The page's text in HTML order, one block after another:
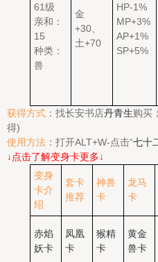
61级
亲和：
15
种类：
兽
金
+30、
土+70
HP-1%
MP+3%
AP+1%
SP+5%
获得方式 ：找长安书店丹青生购买
得)
使用方法 ：打开ALT+W-点击“七十
↓点击了解变身卡更多↓
变身
卡介
绍
套卡
推荐
神兽
卡
龙马
卡
赤焰
妖卡
凤凰
卡
猴精
卡
黄金
兽卡